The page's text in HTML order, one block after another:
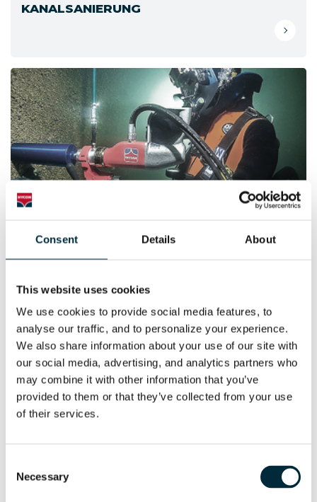
Consent Details About
This website uses cookies
We use cookies to provide social media features, to
analyse our traffic, and to personalize your experience.
We also share information about your use of our site with
our social media, advertising, and analytics partners who
may combine it with other information that you’ve
provided to them or that they’ve collected from your use
of their services.
Selection
Necessary
KANALSANIERUNG